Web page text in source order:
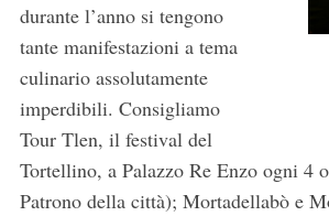
durante l’anno si tengono
tante manifestazioni a tema
culinario assolutamente
imperdibili. Consigliamo
Tour Tlen, il festival del
Tortellino, a Palazzo Re Enzo ogni 4
Patrono della città); Mortadellabò e